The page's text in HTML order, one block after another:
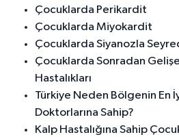
Çocuklarda Perikardit
Çocuklarda Miyokardit
Çocuklarda Siyanozla
Çocuklarda Sonradan
Hastalıkları
Türkiye Neden Bölgenin En
Doktorlarına Sahip?
Kalp Hastalığına Sahip